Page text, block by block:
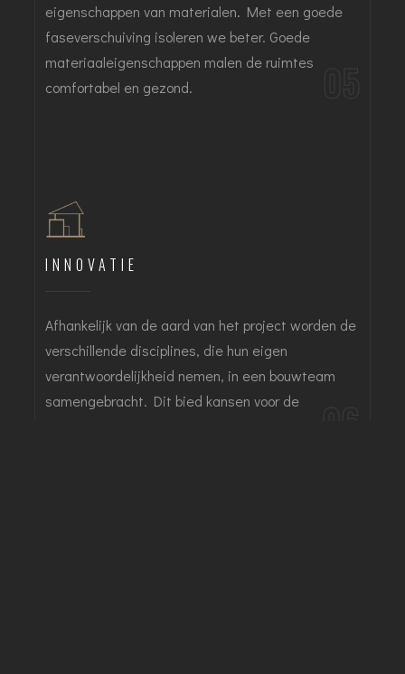
eigenschappen van materialen. Met een goede
faseverschuiving isoleren we beter. Goede
materiaaleigenschappen malen de ruimtes
comfortabel en gezond.
INNOVATIE
Afhankelijk van de aard van het project worden de
verschillende disciplines, die hun eigen
verantwoordelijkheid nemen, in een bouwteam
samengebracht. Dit bied kansen voor de